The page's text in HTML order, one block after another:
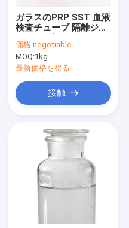
ガラスのPRP SST 血液
検査チューブ 隔離ジェ
価格:negotiable
MOQ:1kg
最新価格を得る
接触